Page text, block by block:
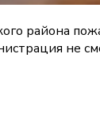
района
не